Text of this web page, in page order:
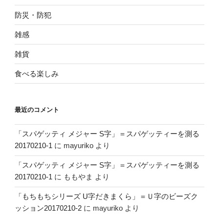
防災・防犯
雑感
雑貨
食べる楽しみ
最近のコメント
「スパゲッティ メジャー S字」＝スパゲッティーを測る
20170210-1 に mayuriko より
「スパゲッティ メジャー S字」＝スパゲッティーを測る
20170210-1 に ももやま より
「もちもちシリーズ U字だきまくら」＝Ｕ字のビーズク
ッション20170210-2 に mayuriko より